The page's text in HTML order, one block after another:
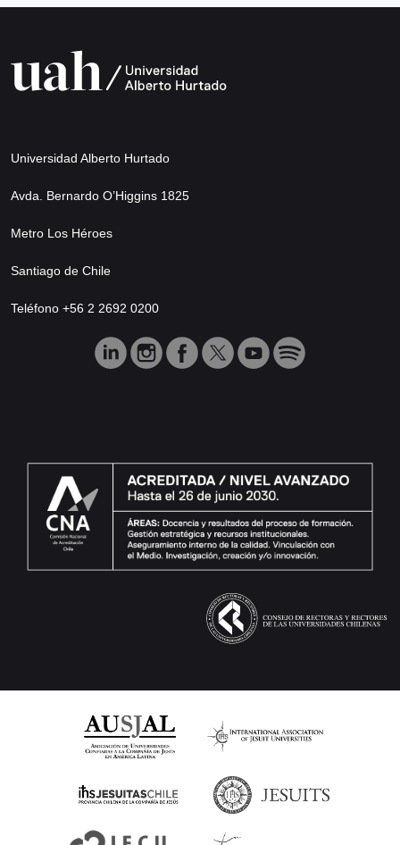
Universidad Alberto Hurtado
Avda. Bernardo O’Higgins 1825
Metro Los Héroes
Santiago de Chile
Teléfono +56 2 2692 0200